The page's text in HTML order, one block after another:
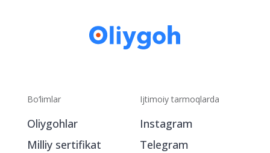
Bo‘limlar
Oliygohlar
Milliy sertifikat
Ijtimoiy tarmoqlarda
Instagram
Telegram